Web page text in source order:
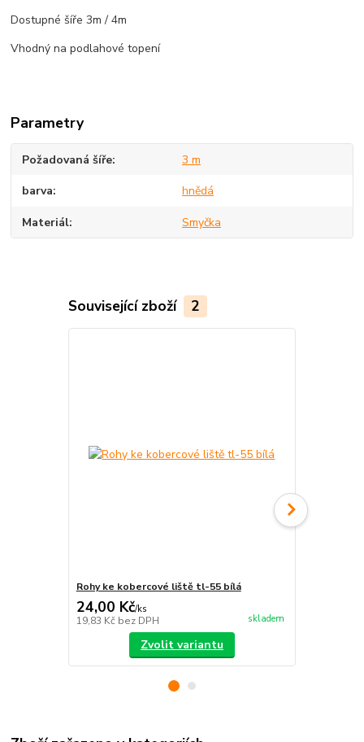
Dostupné šíře 3m / 4m
Vhodný na podlahové topení
Parametry
Požadovaná šíře 3 m
barva hnědá
Materiál Smyčka
Související zboží 2
Rohy ke kobercové liště tl-55 bílá
24,00 Kč/ks
19,83 Kč bez DPH skladem
Zvolit variantu